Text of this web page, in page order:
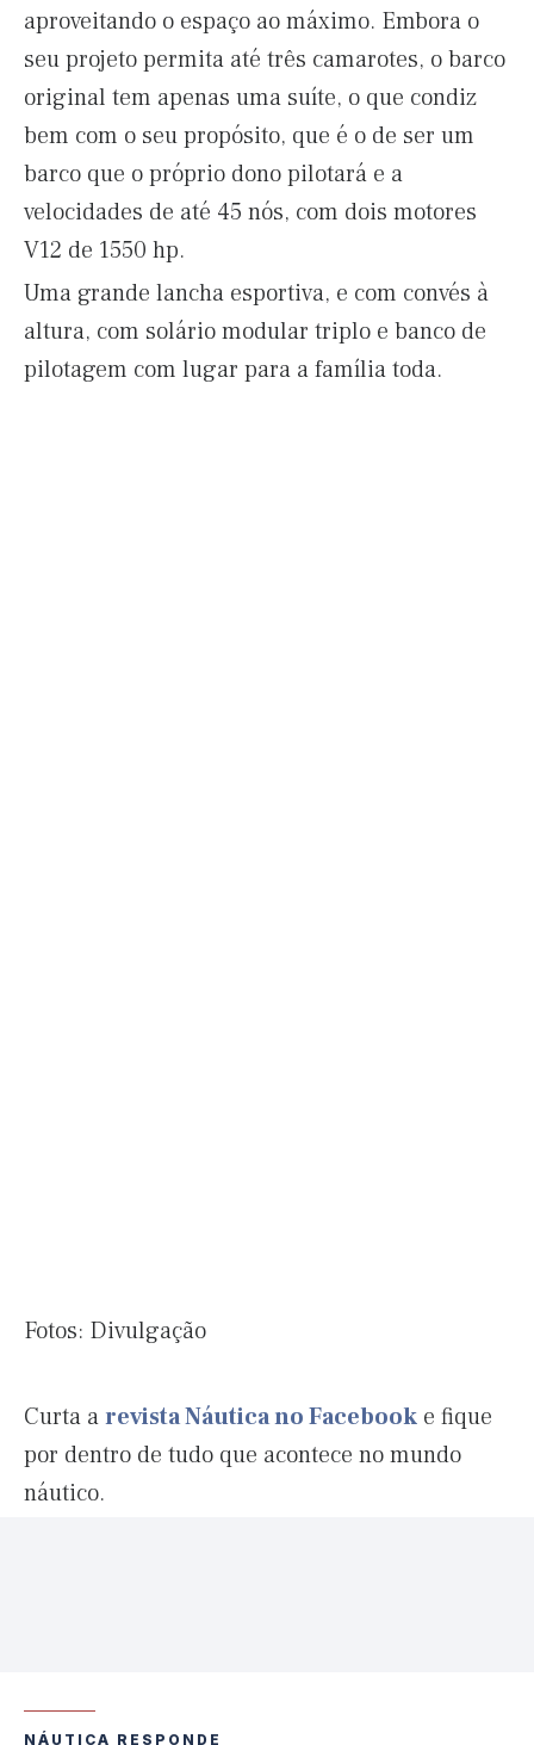
aproveitando o espaço ao máximo. Embora o
seu projeto permita até três camarotes, o barco
original tem apenas uma suíte, o que condiz
bem com o seu propósito, que é o de ser um
barco que o próprio dono pilotará e a
velocidades de até 45 nós, com dois motores
V12 de 1550 hp.
Uma grande lancha esportiva, e com convés à
altura, com solário modular triplo e banco de
pilotagem com lugar para a família toda.
Fotos: Divulgação
Curta arevista Náutica no Facebook e fique
por dentro de tudo que acontece no mundo
náutico.
NÁUTICA RESPONDE